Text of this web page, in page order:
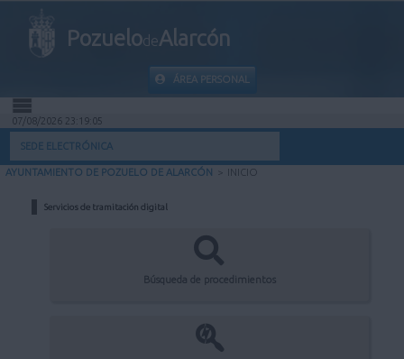
PozuelodeAlarcón
ÁREA PERSONAL
INICIO
INFORMACIÓN MUNICIPAL
07/08/2026 23:19:05
SEDE ELECTRÓNICA
AYUNTAMIENTO DE POZUELO DE ALARCÓN > INICIO
Servicios de tramitación digital
Búsqueda de procedimientos